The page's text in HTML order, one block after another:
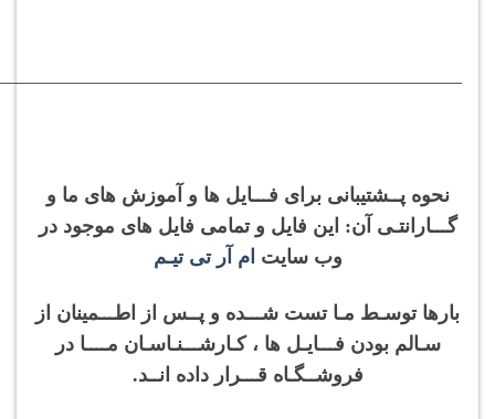
نحوه پــشتیبانی برای فـــایل ها و آموزش های ما و
گـــارانتـی آن: این فایل و تمامی فایل های موجود در
وب سایت ام آر تی تیـم
بارها توسـط مـا تست شـــده و پــس از اطـــمینان از
سـالم بودن فـــایـل ها ، کـارشـــنـاسـان مــــا در
فروشــگـاه قـــرار داده انــد.